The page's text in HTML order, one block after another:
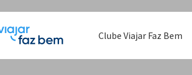
Clube Viajar Faz Bem